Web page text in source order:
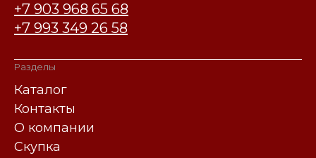
+7 903 968 65 68
+7 993 349 26 58
Разделы
Каталог
Контакты
О компании
Скупка